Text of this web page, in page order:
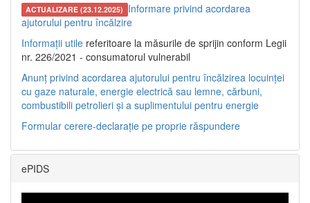
ACTUALIZARE (23.12.2025) Informare privind acordarea
ajutorului pentru încălzire
Informații utile referitoare la măsurile de sprijin conform Legii
nr. 226/2021 - consumatorul vulnerabil
Anunț privind acordarea ajutorului pentru încălzirea locuinței
cu gaze naturale, energie electrică sau lemne, cărbuni,
combustibili petrolieri și a suplimentului pentru energie
Formular cerere-declarație pe proprie răspundere
ePIDS